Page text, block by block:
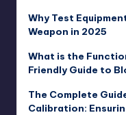
Why Test
Weapon in 2025
What is the
Friendly Guide to
The Complete
Calibration: